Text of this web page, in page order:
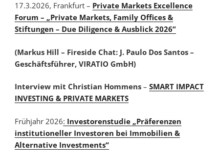
17.3.2026, Frankfurt – Private Markets Excellence
Forum – „Private Markets, Family Offices &
Stiftungen – Due Diligence & Ausblick 2026”
(Markus Hill – Fireside Chat: J. Paulo Dos Santos –
Geschäftsführer, VIRATIO GmbH)
Interview mit Christian Hommens – SMART IMPACT
INVESTING & PRIVATE MARKETS
Frühjahr 2026: Investorenstudie „Präferenzen
institutioneller Investoren bei Immobilien &
Alternative Investments“